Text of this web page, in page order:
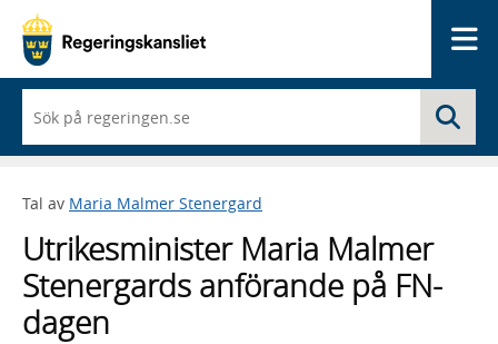
du
börjar
skriva
framträder
lista
med
sökförslag
Tal av Maria Malmer Stenergard
Utrikesminister Maria Malmer
Stenergards anförande på FN-
dagen